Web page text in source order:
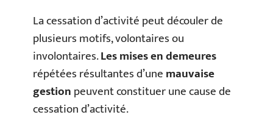
La cessation d’activité peut découler de
plusieurs motifs, volontaires ou
involontaires.Les mises en demeures
répétées résultantes d’unemauvaise
gestionpeuvent constituer une cause de
cessation d’activité.